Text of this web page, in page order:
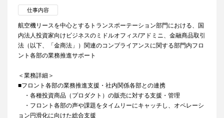
仕事内容
航空機リースを中心とするトランスポーテーション部門における、国
内法人投資家向けビジネスのミドルオフィス/アドミニ、金融商品取引
法（以下、「金商法」）関連のコンプライアンスに関する部門内フロ
ント各部の業務推進サポート
＜業務詳細＞
■フロント各部の業務推進支援・社内関係各部との連携
・各種投資商品（プロダクト）の販売に対する支援・管理
・フロント各部の声や課題をタイムリーにキャッチし、オペレーシ
ョン円滑化に向けた総合支援